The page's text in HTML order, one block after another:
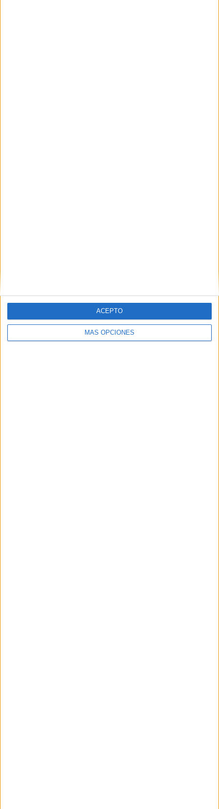
MÁS OPCIONES
ACEPTO